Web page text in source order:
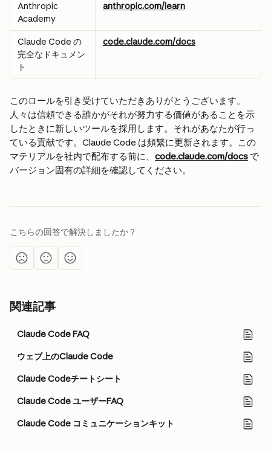
Anthropic
Academy
anthropic.com/learn
Claude Code の
完全なドキュメン
ト
code.claude.com/docs
このロールを引き受けていただきありがとうございます。
人々は信頼できる誰かがそれが努力する価値があることを示
したときに新しいツールを採用します。それがあなたが行っ
ている貢献です。Claude Code は頻繁に更新されます。この
マテリアルを社内で配布する前に、 code.claude.com/docs で
バージョン固有の詳細を確認してください。
こちらの回答で解決しましたか？
関連記事
Claude Code FAQ
ウェブ上のClaude Code
Claude Codeチートシート
Claude Code ユーザーFAQ
Claude Code コミュニケーションキット